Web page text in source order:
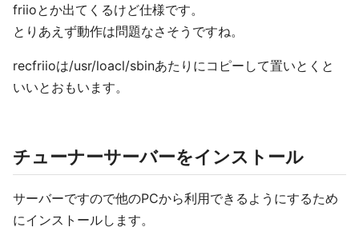
friioとか出てくるけど仕様です。
とりあえず動作は問題なさそうですね。
recfriioは/usr/loacl/sbinあたりにコピーして置いとくと
いいとおもいます。
チューナーサーバーをインストール
サーバーですので他のPCから利用できるようにするため
にインストールします。